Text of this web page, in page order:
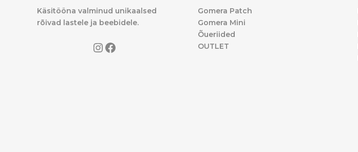
Käsitööna valminud unikaalsed
rõivad lastele ja beebidele.
Gomera Patch
Gomera Mini
Õueriided
OUTLET